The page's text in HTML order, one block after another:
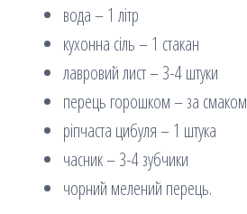
вода – 1 літр
кухонна сіль – 1 стакан
лавровий лист – 3-4 штуки
перець горошком – за смаком
ріпчаста цибуля – 1 штука
часник – 3-4 зубчики
чорний мелений перець.